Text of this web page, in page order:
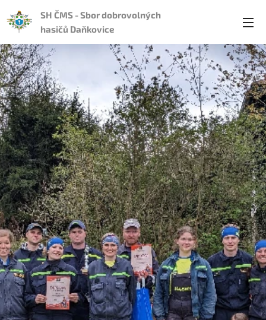
SH ČMS - Sbor dobrovolných
hasičů Daňkovice